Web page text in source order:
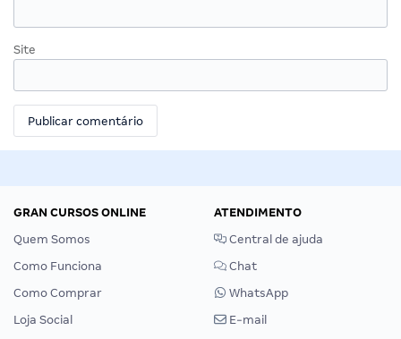
Site
GRAN CURSOS ONLINE
Quem Somos
Como Funciona
Como Comprar
Loja Social
ATENDIMENTO
Central de ajuda
Chat
WhatsApp
E-mail